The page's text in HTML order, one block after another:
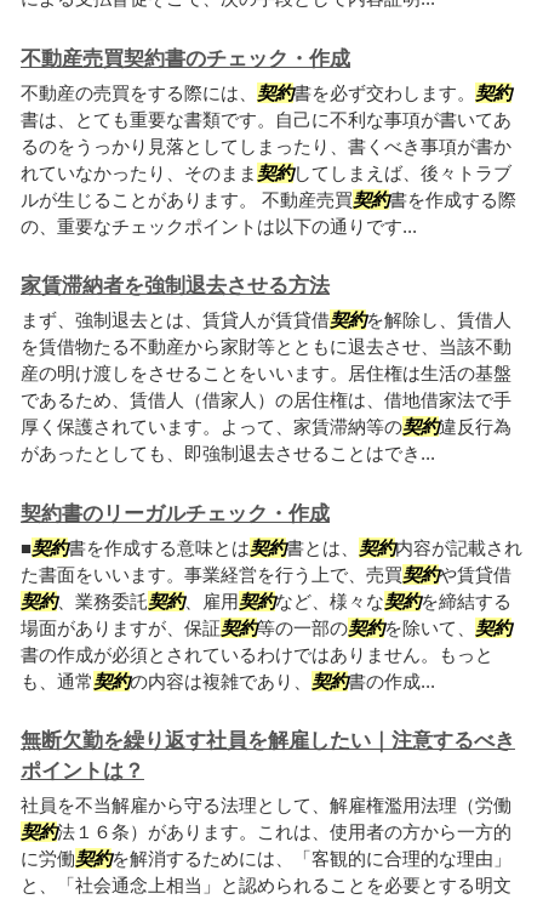
不動産売買契約書のチェック・作成
不動産の売買をする際には、 契約書を必ず交わします。 契約
書は、とても重要な書類です。自己に不利な事項が書いてあ
るのをうっかり見落としてしまったり、書くべき事項が書か
れていなかったり、そのまま 契約してしまえば、後々トラブ
ルが生じることがあります。 不動産売買契約書を作成する際
の、重要なチェックポイントは以下の通りです...
家賃滞納者を強制退去させる方法
まず、強制退去とは、賃貸人が賃貸借契約を解除し、賃借人
を賃借物たる不動産から家財等とともに退去させ、当該不動
産の明け渡しをさせることをいいます。居住権は生活の基盤
であるため、賃借人（借家人）の居住権は、借地借家法で手
厚く保護されています。よって、家賃滞納等の契約違反行為
があったとしても、即強制退去させることはでき...
契約書のリーガルチェック・作成
■契約書を作成する意味とは契約書とは、 契約内容が記載され
た書面をいいます。事業経営を行う上で、売買契約や賃貸借
契約、業務委託契約、雇用契約など、様々な契約を締結する
場面がありますが、保証契約等の一部の契約を除いて、 契約
書の作成が必須とされているわけではありません。もっと
も、通常契約の内容は複雑であり、 契約書の作成...
無断欠勤を繰り返す社員を解雇したい｜注意するべき
ポイントは？
社員を不当解雇から守る法理として、解雇権濫用法理（労働
契約法１６条）があります。これは、使用者の方から一方的
に労働契約を解消するためには、「客観的に合理的な理由」
と、「社会通念上相当」と認められることを必要とする明文